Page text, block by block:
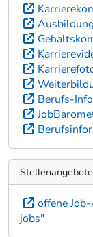
Berufs-
offene
jobs"